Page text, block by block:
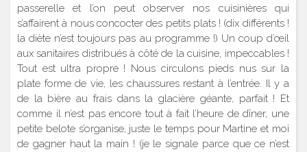
passerelle et l’on peut observer nos cuisinières qui
s’affairent à nous concocter des petits plats ! (dix différents !
la diète n’est toujours pas au programme !) Un coup d’œil
aux sanitaires distribués à côté de la cuisine, impeccables !
Tout est ultra propre ! Nous circulons pieds nus sur la
plate forme de vie, les chaussures restant à l’entrée. Il y a
de la bière au frais dans la glacière géante, parfait ! Et
comme il n’est pas encore tout à fait l’heure de dîner, une
petite belote s’organise, juste le temps pour Martine et moi
de gagner haut la main ! (je le signale parce que ce n’est